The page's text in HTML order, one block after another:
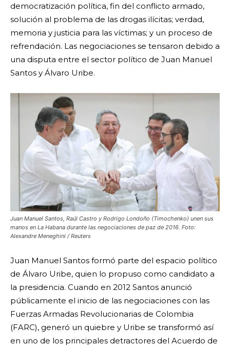
democratización política, fin del conflicto armado,
solución al problema de las drogas ilícitas; verdad,
memoria y justicia para las víctimas; y un proceso de
refrendación. Las negociaciones se tensaron debido a
una disputa entre el sector político de Juan Manuel
Santos y Álvaro Uribe.
Juan Manuel Santos, Raúl Castro y Rodrigo Londoño (Timochenko) unen sus
manos en La Habana durante las negociaciones de paz de 2016. Foto:
Alexandre Meneghini / Reuters
Juan Manuel Santos formó parte del espacio político
de Álvaro Uribe, quien lo propuso como candidato a
la presidencia. Cuando en 2012 Santos anunció
públicamente el inicio de las negociaciones con las
Fuerzas Armadas Revolucionarias de Colombia
(FARC), generó un quiebre y Uribe se transformó así
en uno de los principales detractores del Acuerdo de